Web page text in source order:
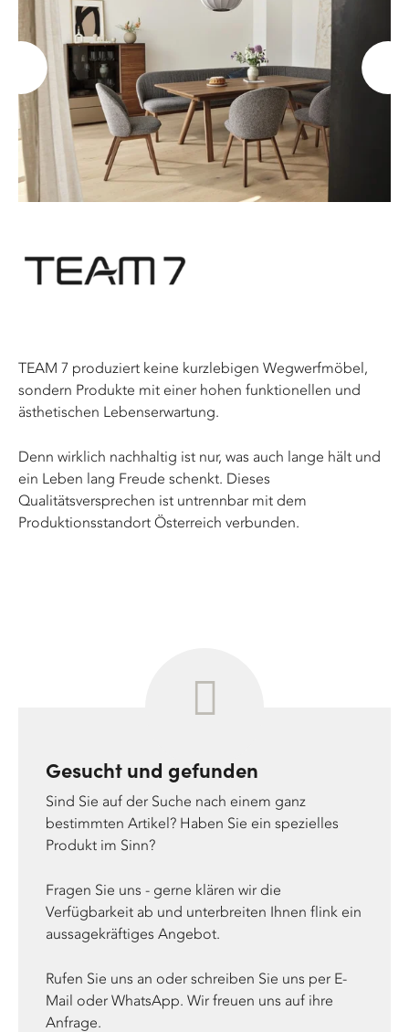
TEAM 7 produziert keine kurzlebigen Wegwerfmöbel,
sondern Produkte mit einer hohen funktionellen und
ästhetischen Lebenserwartung.
Denn wirklich nachhaltig ist nur, was auch lange hält und
ein Leben lang Freude schenkt. Dieses
Qualitätsversprechen ist untrennbar mit dem
Produktionsstandort Österreich verbunden.
Gesucht und gefunden
Sind Sie auf der Suche nach einem ganz
bestimmten Artikel? Haben Sie ein spezielles
Produkt im Sinn?
Fragen Sie uns - gerne klären wir die
Verfügbarkeit ab und unterbreiten Ihnen flink ein
aussagekräftiges Angebot.
Rufen Sie uns an oder schreiben Sie uns per E-
Mail oder WhatsApp. Wir freuen uns auf ihre
Anfrage.